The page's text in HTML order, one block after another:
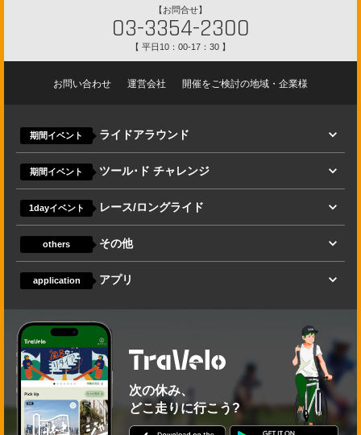
【お問合せ】
03-3354-2300
【 平日10：00-17：30 】
お問い合わせ 運営会社 開催をご検討の地域・企業様
期間イベント ライドアラウンド
期間イベント ツール･ド チャレンジ
1dayイベント レース/ロングライド
others その他
application アプリ
次の休み、
どこ走りに行こう?